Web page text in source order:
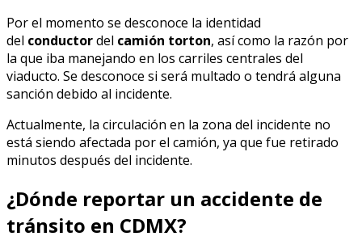
Por el momento se desconoce la identidad
del conductordel camión torton, así como la razón por
la que iba manejando en los carriles centrales del
viaducto. Se desconoce si será multado o tendrá alguna
sanción debido al incidente.
Actualmente, la circulación en la zona del incidente no
está siendo afectada por el camión, ya que fue retirado
minutos después del incidente.
¿Dónde reportar un accidente de
tránsito en CDMX?